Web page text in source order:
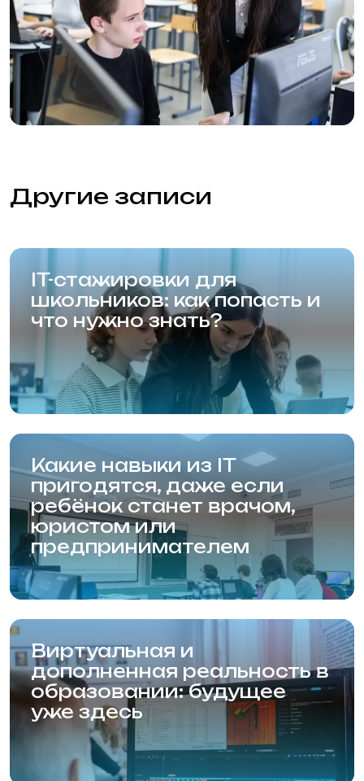
Адреса филиалов
Новосибирская Академия
Информационных Технологий (Академия
НАИТ)
Новосибирск, Красный проспект, 320/1
Карта сайта
Статьи
Политика конфиденциальности
Правила приёма в образовательную
организацию
© 2001—2024, НАИТ.
Л035-01199-54/01083384
Подготовительный факультет
Технический факультет
Стоимость
Отзывы
Вакансии
Блог
Контакты
Сайт разработан
Мы используем файлы cookie. Продолжая
использовать данный сайт, вы соглашаетесь с
этим в соответствии с условиями, указанными
по ссылке Согласен